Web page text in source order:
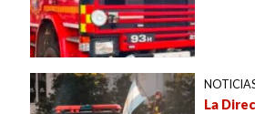
La